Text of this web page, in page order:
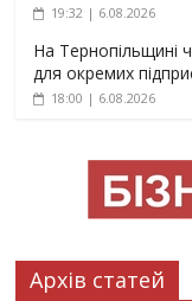
19:32 | 6.08.2026
На Тернопільщині
для окремих
18:00 | 6.08.2026
Архів статей